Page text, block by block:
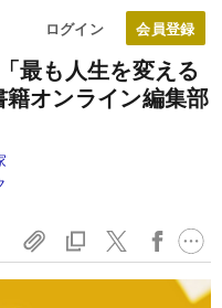
ログイン
最も人生を変える
オンライン編集部